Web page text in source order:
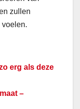
zullen
erg als deze
–